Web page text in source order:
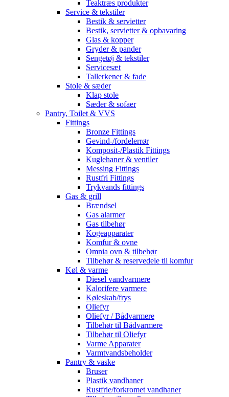
Teaktræs produkter
Service & tekstiler
Bestik & servietter
Bestik, servietter & opbavaring
Glas & kopper
Gryder & pander
Sengetøj & tekstiler
Servicesæt
Tallerkener & fade
Stole & sæder
Klap stole
Sæder & sofaer
Pantry, Toilet & VVS
Fittings
Bronze Fittings
Gevind-/fordelerrør
Komposit-/Plastik Fittings
Kuglehaner & ventiler
Messing Fittings
Rustfri Fittings
Trykvands fittings
Gas & grill
Brændsel
Gas alarmer
Gas tilbehør
Kogeapparater
Komfur & ovne
Omnia ovn & tilbehør
Tilbehør & reservedele til komfur
Køl & varme
Diesel vandvarmere
Kalorifere varmere
Køleskab/frys
Oliefyr
Oliefyr / Bådvarmere
Tilbehør til Bådvarmere
Tilbehør til Oliefyr
Varme Apparater
Varmtvandsbeholder
Pantry & vaske
Bruser
Plastik vandhaner
Rustfrie/forkromet vandhaner